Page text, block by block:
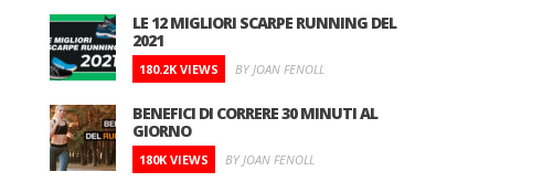
LE 12 MIGLIORI SCARPE RUNNING DEL
2021
180.2K VIEWS BY JOAN FENOLL
BENEFICI DI CORRERE 30 MINUTI AL
GIORNO
180K VIEWS BY JOAN FENOLL